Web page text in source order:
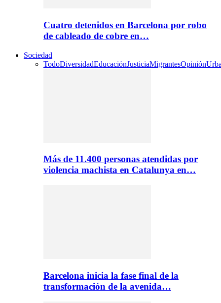
Cuatro detenidos en Barcelona por robo
de cableado de cobre en…
Sociedad
TodoDiversidadEducaciónJusticiaMigrantesOpinión
Más de 11.400 personas atendidas por
violencia machista en Catalunya en…
Barcelona inicia la fase final de la
transformación de la avenida…